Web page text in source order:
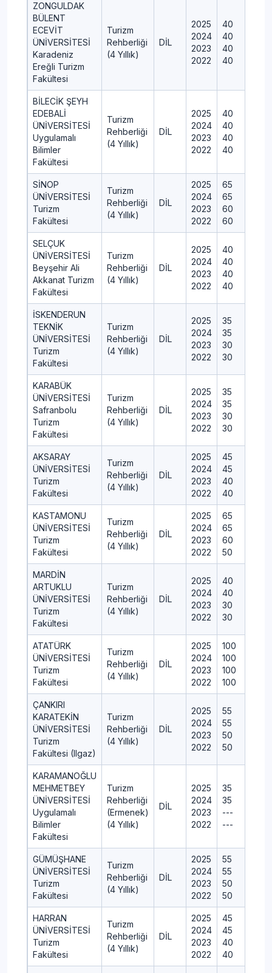
ZONGULDAK
BÜLENT
ECEVİT
ÜNİVERSİTESİ
Karadeniz
Ereğli Turizm
Fakültesi
Turizm
Rehberliği
(4 Yıllık)
DİL
2025
2024
2023
2022
40
40
40
40
BİLECİK ŞEYH
EDEBALİ
ÜNİVERSİTESİ
Uygulamalı
Bilimler
Fakültesi
Turizm
Rehberliği
(4 Yıllık)
DİL
2025
2024
2023
2022
40
40
40
40
SİNOP
ÜNİVERSİTESİ
Turizm
Fakültesi
Turizm
Rehberliği
(4 Yıllık)
DİL
2025
2024
2023
2022
65
65
60
60
SELÇUK
ÜNİVERSİTESİ
Beyşehir Ali
Akkanat Turizm
Fakültesi
Turizm
Rehberliği
(4 Yıllık)
DİL
2025
2024
2023
2022
40
40
40
40
İSKENDERUN
TEKNİK
ÜNİVERSİTESİ
Turizm
Fakültesi
Turizm
Rehberliği
(4 Yıllık)
DİL
2025
2024
2023
2022
35
35
30
30
KARABÜK
ÜNİVERSİTESİ
Safranbolu
Turizm
Fakültesi
Turizm
Rehberliği
(4 Yıllık)
DİL
2025
2024
2023
2022
35
35
30
30
AKSARAY
ÜNİVERSİTESİ
Turizm
Fakültesi
Turizm
Rehberliği
(4 Yıllık)
DİL
2025
2024
2023
2022
45
45
40
40
KASTAMONU
ÜNİVERSİTESİ
Turizm
Fakültesi
Turizm
Rehberliği
(4 Yıllık)
DİL
2025
2024
2023
2022
65
65
60
50
MARDİN
ARTUKLU
ÜNİVERSİTESİ
Turizm
Fakültesi
Turizm
Rehberliği
(4 Yıllık)
DİL
2025
2024
2023
2022
40
40
30
30
ATATÜRK
ÜNİVERSİTESİ
Turizm
Fakültesi
Turizm
Rehberliği
(4 Yıllık)
DİL
2025
2024
2023
2022
100
100
100
100
ÇANKIRI
KARATEKİN
ÜNİVERSİTESİ
Turizm
Fakültesi (Ilgaz)
Turizm
Rehberliği
(4 Yıllık)
DİL
2025
2024
2023
2022
55
55
50
50
KARAMANOĞLU
MEHMETBEY
ÜNİVERSİTESİ
Uygulamalı
Bilimler
Fakültesi
Turizm
Rehberliği
(Ermenek)
(4 Yıllık)
DİL
2025
2024
2023
2022
35
35
---
---
GÜMÜŞHANE
ÜNİVERSİTESİ
Turizm
Fakültesi
Turizm
Rehberliği
(4 Yıllık)
DİL
2025
2024
2023
2022
55
55
50
50
HARRAN
ÜNİVERSİTESİ
Turizm
Fakültesi
Turizm
Rehberliği
(4 Yıllık)
DİL
2025
2024
2023
2022
45
45
40
40